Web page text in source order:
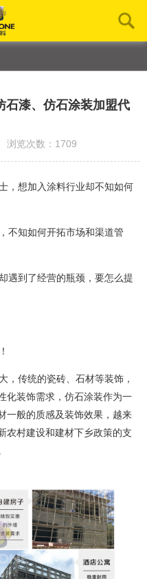
石漆、仿石涂装加盟代
览次数：1709
，想加入涂料行业却不知如何
不知如何开拓市场和渠道管
遇到了经营的瓶颈，要怎么提
，传统的瓷砖、石材等装饰，
化装饰需求，仿石涂装作为一
一般的质感及装饰效果，越来
农村建设和建材下乡政策的支